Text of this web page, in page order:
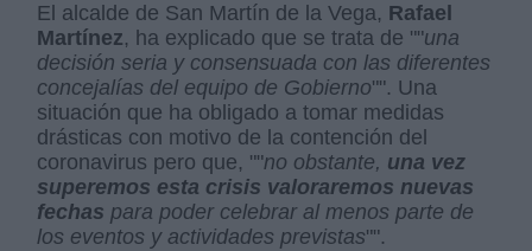
El alcalde de San Martín de la Vega, Rafael
Martínez, ha explicado que se trata de ""una
decisión seria y consensuada con las diferentes
concejalías del equipo de Gobierno"". Una
situación que ha obligado a tomar medidas
drásticas con motivo de la contención del
coronavirus pero que, ""no obstante, una vez
superemos esta crisis valoraremos nuevas
fechas para poder celebrar al menos parte de
los eventos y actividades previstas"".